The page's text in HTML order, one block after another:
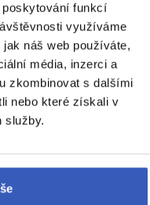
poskytování funkcí
využíváme
náš web používáte,
média, inzerci a
zkombinovat s dalšími
nebo které získali v
služby.
OSTROVNÍ
PLAVBA
pokrmu Espada a
Poncha